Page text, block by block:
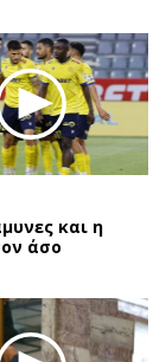
και η
άσο